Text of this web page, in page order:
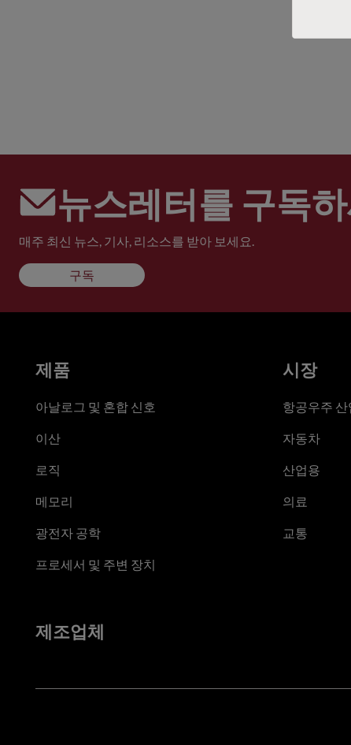
뉴스레터를 구독
매주 최신 뉴스, 기사, 리소스를 받아 보세요.
구독
제품
아날로그 및 혼합 신호
이산
로직
메모리
광전자 공학
프로세서 및 주변 장치
시장
항공우주 산
자동차
산업용
의료
교통
제조업체